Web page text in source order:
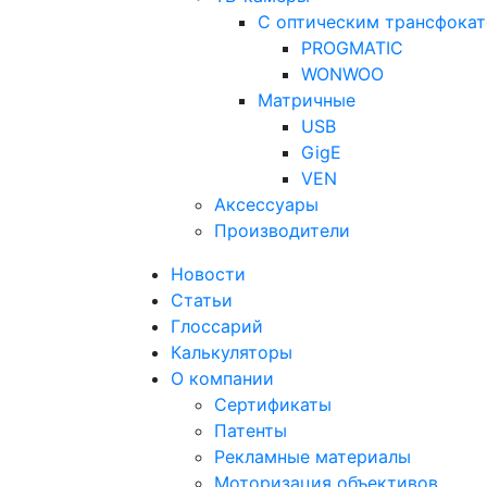
С оптическим
PROGMATIC
WONWOO
Матричные
USB
GigE
VEN
Аксессуары
Производители
Новости
Статьи
Глоссарий
Калькуляторы
О компании
Сертификаты
Патенты
Рекламные материалы
Моторизация объективов